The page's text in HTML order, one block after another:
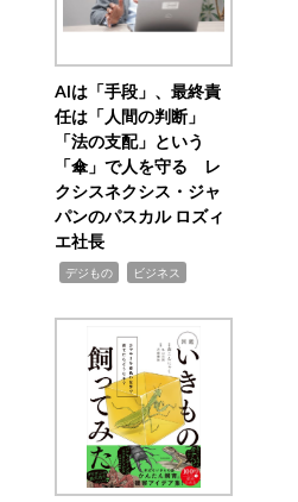
AIは「手段」、最終責
任は「人間の判断」
「法の支配」という
「傘」で人を守る レ
クシスネクシス・ジャ
パンのパスカル ロズィ
エ社長
デジもの ビジネス